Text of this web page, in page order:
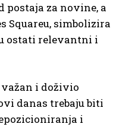
postaja za novine, a
Squareu, simbolizira
ostati relevantni i
važan i doživio
danas trebaju biti
i